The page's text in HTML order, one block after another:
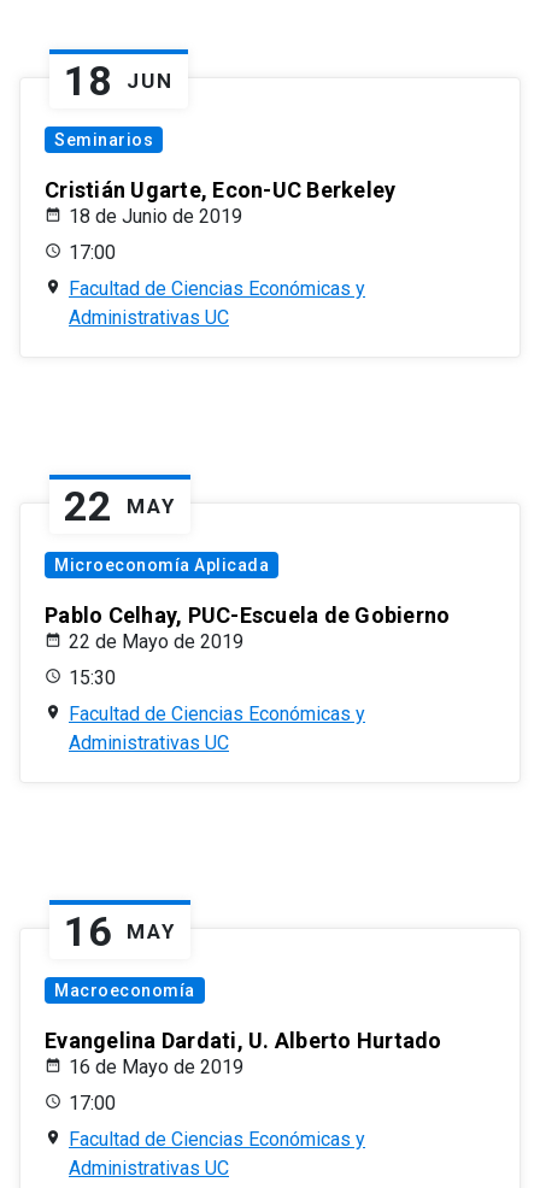
18 JUN
Seminarios
Cristián Ugarte, Econ-UC Berkeley
18 de Junio de 2019
17:00
Facultad de Ciencias Económicas y
Administrativas UC
22 MAY
Microeconomía Aplicada
Pablo Celhay, PUC-Escuela de Gobierno
22 de Mayo de 2019
15:30
Facultad de Ciencias Económicas y
Administrativas UC
16 MAY
Macroeconomía
Evangelina Dardati, U. Alberto Hurtado
16 de Mayo de 2019
17:00
Facultad de Ciencias Económicas y
Administrativas UC